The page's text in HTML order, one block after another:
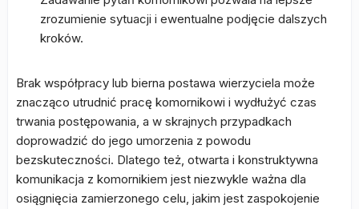
zrozumienie sytuacji i ewentualne podjęcie dalszych
kroków.
Brak współpracy lub bierna postawa wierzyciela może
znacząco utrudnić pracę komornikowi i wydłużyć czas
trwania postępowania, a w skrajnych przypadkach
doprowadzić do jego umorzenia z powodu
bezskuteczności. Dlatego też, otwarta i konstruktywna
komunikacja z komornikiem jest niezwykle ważna dla
osiągnięcia zamierzonego celu, jakim jest zaspokojenie